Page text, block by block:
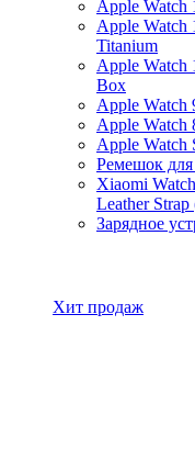
Apple Watch
Apple Watch
Titanium
Apple Watch
Box
Apple Watch
Apple Watch
Apple Watch
Ремешок
Xiaomi
Leather
Зарядное
Хит продаж